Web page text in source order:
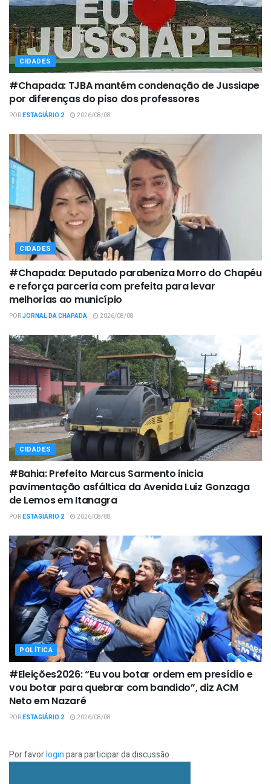
CIDADES
#Chapada: TJBA mantém condenação de Jussiape
por diferenças do piso dos professores
PORESTAGIÁRIO 2 2026/08/08
CIDADES
#Chapada: Deputado parabeniza Morro do Chapéu
e reforça parceria com prefeita para levar
melhorias ao município
PORJORNAL DA CHAPADA 2026/08/08
CIDADES
#Bahia: Prefeito Marcus Sarmento inicia
pavimentação asfáltica da Avenida Luiz Gonzaga
de Lemos em Itanagra
PORESTAGIÁRIO 2 2026/08/08
POLÍTICA
#Eleições2026: “Eu vou botar ordem em presídio e
vou botar para quebrar com bandido”, diz ACM
Neto em Nazaré
PORESTAGIÁRIO 2 2026/08/08
Por favorloginpara participar da discussão